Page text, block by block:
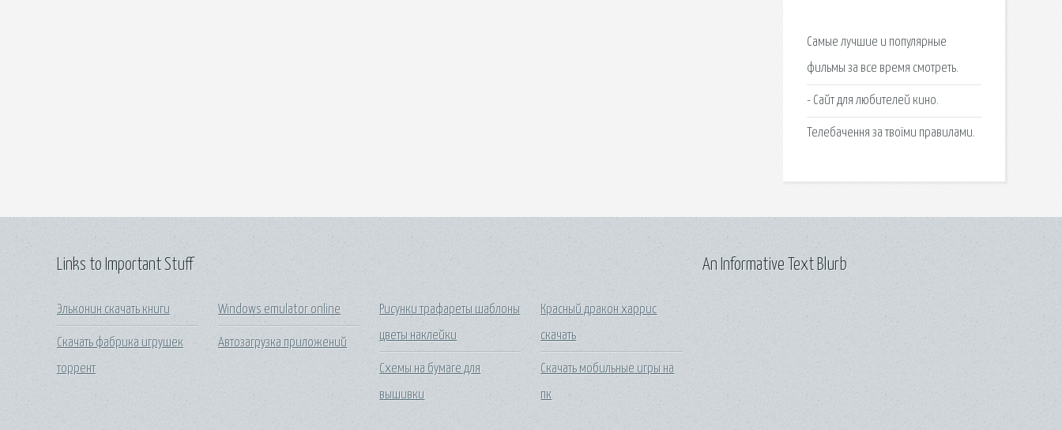
Самые лучшие и популярные
фильмы за все время смотреть.
- Сайт для любителей кино.
Телебачення за твоїми правилами.
Links to Important Stuff
Эльконин скачать книги
Скачать фабрика игрушек
торрент
Windows emulator online
Автозагрузка приложений
Рисунки трафареты шаблоны
цветы наклейки
Схемы на бумаге для
вышивки
Красный дракон харрис
скачать
Скачать мобильные игры на
пк
An Informative Text Blurb